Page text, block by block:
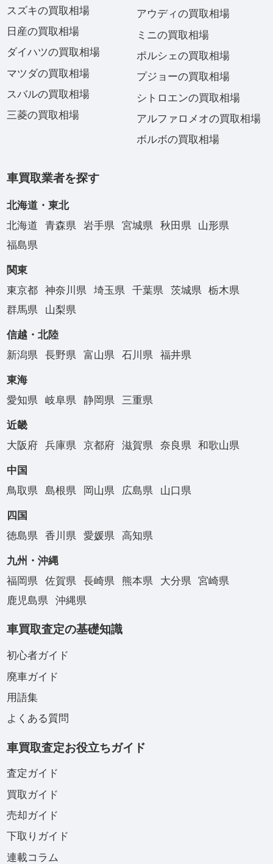
スズキの買取相場
日産の買取相場
ダイハツの買取相場
マツダの買取相場
スバルの買取相場
三菱の買取相場
アウディの買取相場
ミニの買取相場
ポルシェの買取相場
プジョーの買取相場
シトロエンの買取相場
アルファロメオの買取相場
ボルボの買取相場
車買取業者を探す
北海道・東北
北海道
青森県 岩手県 宮城県 秋田県
山形県
福島県
関東
東京都
神奈川県 埼玉県 千葉県 茨城県
栃木県
群馬県
山梨県
信越・北陸
新潟県
長野県 富山県 石川県 福井県
東海
愛知県
岐阜県 静岡県 三重県
近畿
大阪府
兵庫県 京都府 滋賀県 奈良県 和歌山県
中国
鳥取県
島根県 岡山県 広島県 山口県
四国
徳島県
香川県 愛媛県 高知県
九州・沖縄
福岡県
佐賀県 長崎県 熊本県 大分県
宮崎県
鹿児島県
沖縄県
車買取査定の基礎知識
初心者ガイド
廃車ガイド
用語集
よくある質問
車買取査定お役立ちガイド
査定ガイド
買取ガイド
売却ガイド
下取りガイド
連載コラム